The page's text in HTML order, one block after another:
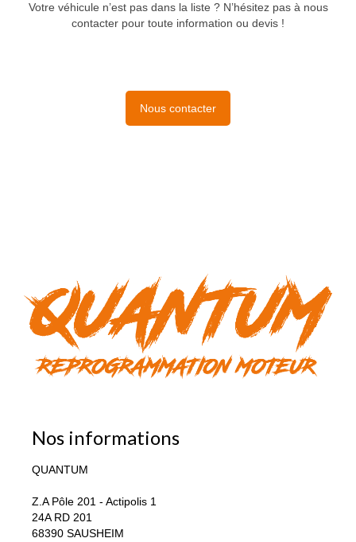
Votre véhicule n’est pas dans la liste ? N’hésitez pas à nous
contacter pour toute information ou devis !
Nous contacter
Nos informations
QUANTUM
Z.A Pôle 201 - Actipolis 1
24A RD 201
68390 SAUSHEIM